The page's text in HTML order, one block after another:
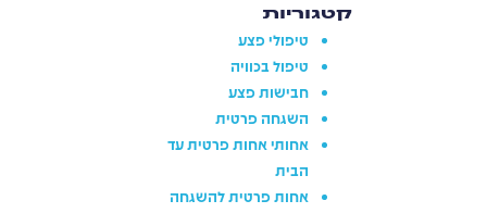
קטגוריות
טיפולי פצע
טיפול בכוויה
חבישות פצע
השגחה פרטית
אחותי אחות פרטית עד
הבית
אחות פרטית להשגחה